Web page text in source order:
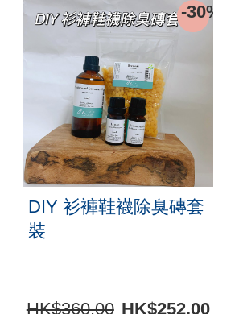
-30%
DIY 衫褲鞋襪除臭磚套
裝
HK$360.00 HK$252.00